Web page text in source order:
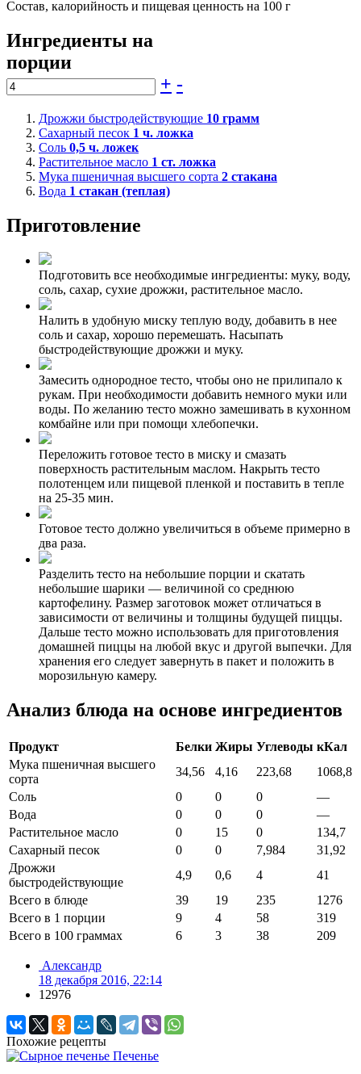
Состав, калорийность и пищевая ценность на 100 г
Ингредиенты на
порции
+ -
Дрожжи быстродействующие 10 грамм
Сахарный песок 1 ч. ложка
Соль 0,5 ч. ложек
Растительное масло 1 ст. ложка
Мука пшеничная высшего сорта 2 стакана
Вода 1 стакан (теплая)
Приготовление
Подготовить все необходимые ингредиенты: муку, воду,
соль, сахар, сухие дрожжи, растительное масло.
Налить в удобную миску теплую воду, добавить в нее
соль и сахар, хорошо перемешать. Насыпать
быстродействующие дрожжи и муку.
Замесить однородное тесто, чтобы оно не прилипало к
рукам. При необходимости добавить немного муки или
воды. По желанию тесто можно замешивать в кухонном
комбайне или при помощи хлебопечки.
Переложить готовое тесто в миску и смазать
поверхность растительным маслом. Накрыть тесто
полотенцем или пищевой пленкой и поставить в тепле
на 25-35 мин.
Готовое тесто должно увеличиться в объеме примерно в
два раза.
Разделить тесто на небольшие порции и скатать
небольшие шарики — величиной со среднюю
картофелину. Размер заготовок может отличаться в
зависимости от величины и толщины будущей пиццы.
Дальше тесто можно использовать для приготовления
домашней пиццы на любой вкус и другой выпечки. Для
хранения его следует завернуть в пакет и положить в
морозильную камеру.
Анализ блюда на основе ингредиентов
Продукт Белки Жиры Углеводы кКал
Мука пшеничная высшего
сорта
34,56 4,16 223,68
1068,8
Соль
0 0 0
—
Вода
0 0 0
—
Растительное масло
0 15 0
134,7
Сахарный песок
0 0 7,984
31,92
Дрожжи
быстродействующие
4,9 0,6 4
41
Всего в блюде
39 19 235
1276
Всего в 1 порции
9 4 58
319
Всего в 100 граммах
6 3 38 209
Александр
18 декабря 2016, 22:14
12976
Похожие рецепты
Печенье